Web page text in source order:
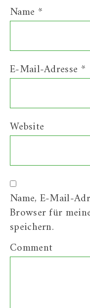
Name *
E-Mail-Adresse *
Website
Name, E-Mail-
Browser für
speichern.
Comment